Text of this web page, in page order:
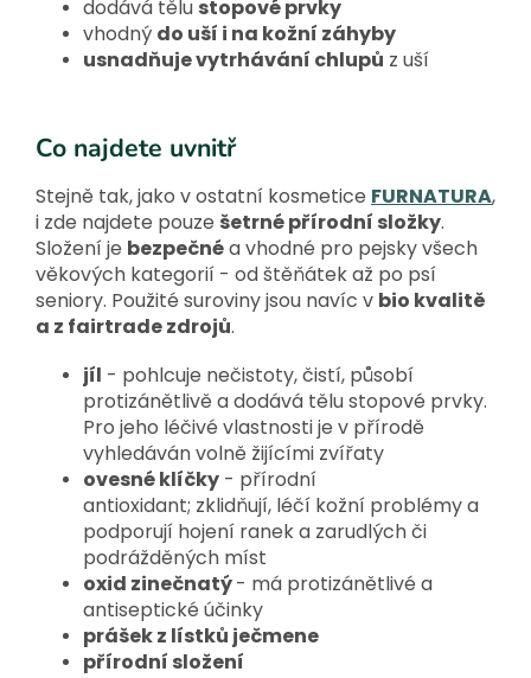
dodává tělu stopové prvky
vhodný do uší i na kožní záhyby
usnadňuje vytrhávání chlupů z uší
Co najdete uvnitř
Stejně tak, jako v ostatní kosmetice FURNATURA,
i zde najdete pouze šetrné přírodní složky.
Složení je bezpečnéa vhodné pro pejsky všech
věkových kategorií - od štěňátek až po psí
seniory. Použité suroviny jsou navíc v bio kvalitě
a z fairtrade zdrojů.
jíl - pohlcuje nečistoty, čistí, působí
protizánětlivě a dodává tělu stopové prvky.
Pro jeho léčivé vlastnosti je v přírodě
vyhledáván volně žijícími zvířaty
ovesné klíčky - přírodní
antioxidant; zklidňují, léčí kožní problémy a
podporují hojení ranek a zarudlých či
podrážděných míst
oxid zinečnatý- má protizánětlivé a
antiseptické účinky
prášek z lístků ječmene
přírodní složení